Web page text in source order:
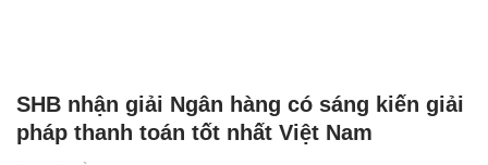
SHB nhận giải Ngân hàng có sáng kiến giải
pháp thanh toán tốt nhất Việt Nam